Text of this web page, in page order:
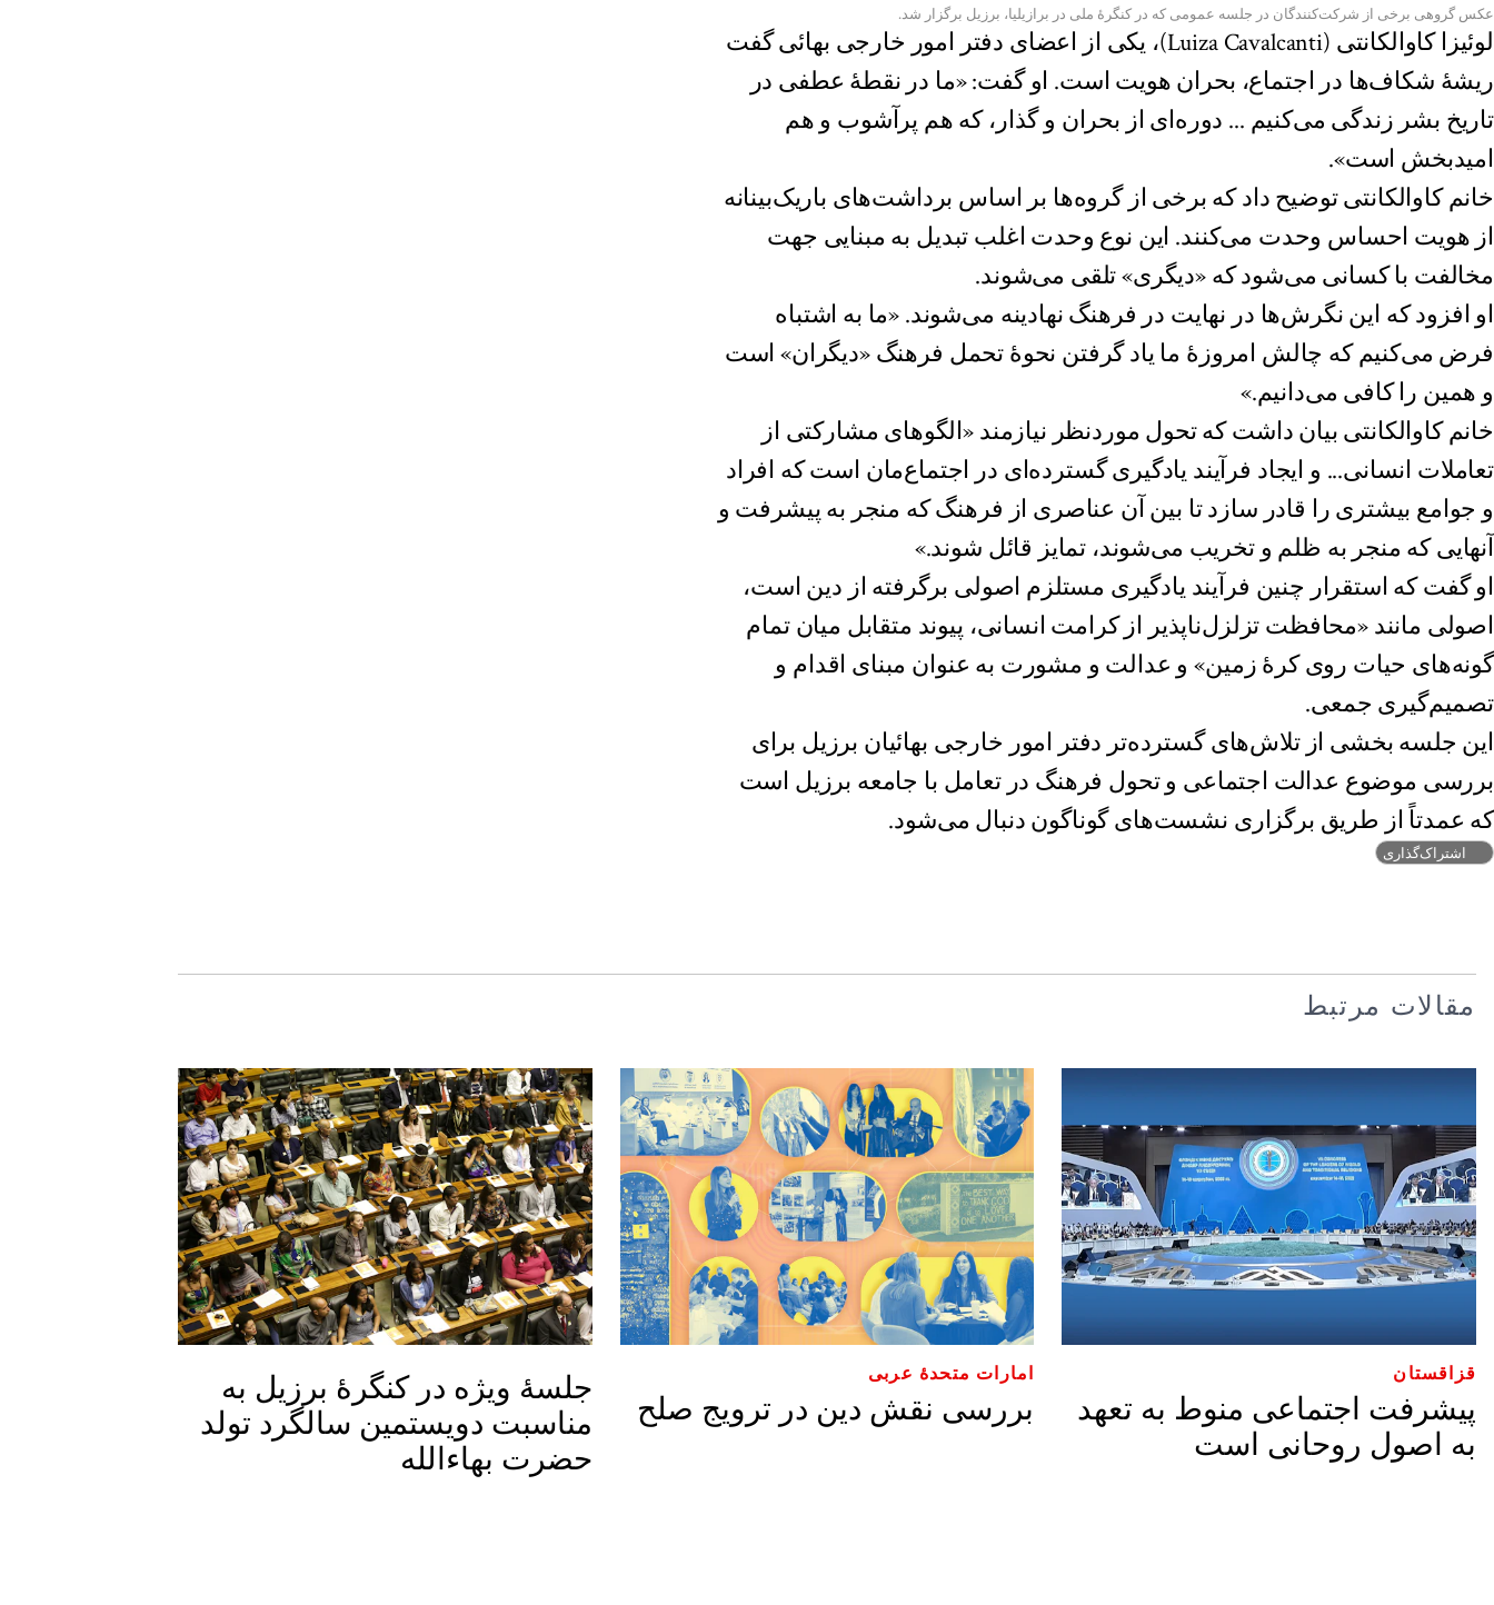
عکس گروهی برخی از شرکت‌کنندگان در جلسه‌ عمومی که در کنگرهٔ ملی در برازیلیا، برزیل برگزار شد.
لوئیزا کاوالکانتی (Luiza Cavalcanti)، یکی از اعضای دفتر امور خارجی بهائی گفت
ریشهٔ شکاف‌ها در اجتماع، بحران هویت است. او گفت: «ما در نقطهٔ عطفی در
تاریخ بشر زندگی می‌کنیم ... دوره‌ای از بحران و گذار، که هم پرآشوب و هم
امیدبخش است».
خانم کاوالکانتی توضیح داد که برخی از گروه‌ها بر اساس برداشت‌های باریک‌بینانه
از هویت‌ احساس وحدت می‌کنند. این نوع وحدت اغلب تبدیل به مبنایی جهت
مخالفت با کسانی می‌شود که «دیگری» تلقی می‌شوند.
او افزود که این نگرش‌ها در نهایت در فرهنگ نهادینه می‌شوند. «ما به اشتباه
فرض می‌کنیم که چالش امروزهٔ ما یاد گرفتن نحوهٔ تحمل فرهنگ «دیگران» است
و همین را کافی می‌دانیم.»
خانم کاوالکانتی بیان داشت که تحول موردنظر نیازمند «الگوهای مشارکتی از
تعاملات انسانی... و ایجاد فرآیند یادگیری گسترده‌ای در اجتماع‌مان است که افراد
و جوامع بیشتری را قادر سازد تا بین آن عناصری از فرهنگ که منجر به پیشرفت و
آنهایی که منجر به ظلم و تخریب می‌شوند، تمایز قائل شوند.»
او گفت که استقرار چنین فرآیند یادگیری مستلزم اصولی برگرفته از دین است،
اصولی مانند «محافظت تزلزل‌ناپذیر از کرامت انسانی، پیوند متقابل میان تمام
گونه‌های حیات روی کرهٔ زمین» و عدالت و مشورت به عنوان مبنای اقدام و
تصمیم‌گیری جمعی.
این جلسه بخشی از تلاش‌های گسترده‌تر دفتر امور خارجی بهائیان برزیل برای
بررسی موضوع عدالت اجتماعی و تحول فرهنگ در تعامل با جامعه برزیل است
که عمدتاً از طریق برگزاری نشست‌های گوناگون دنبال می‌شود.
اشتراک‌گذاری
مقالات مرتبط
قزاقستان
پیشرفت اجتماعی منوط به تعهد
به اصول روحانی است
امارات متحدهٔ عربی
بررسی نقش دین در ترویج صلح
جلسۀ ویژه‌ در کنگرۀ برزیل به
مناسبت دویستمین سالگرد تولد
حضرت بهاءالله